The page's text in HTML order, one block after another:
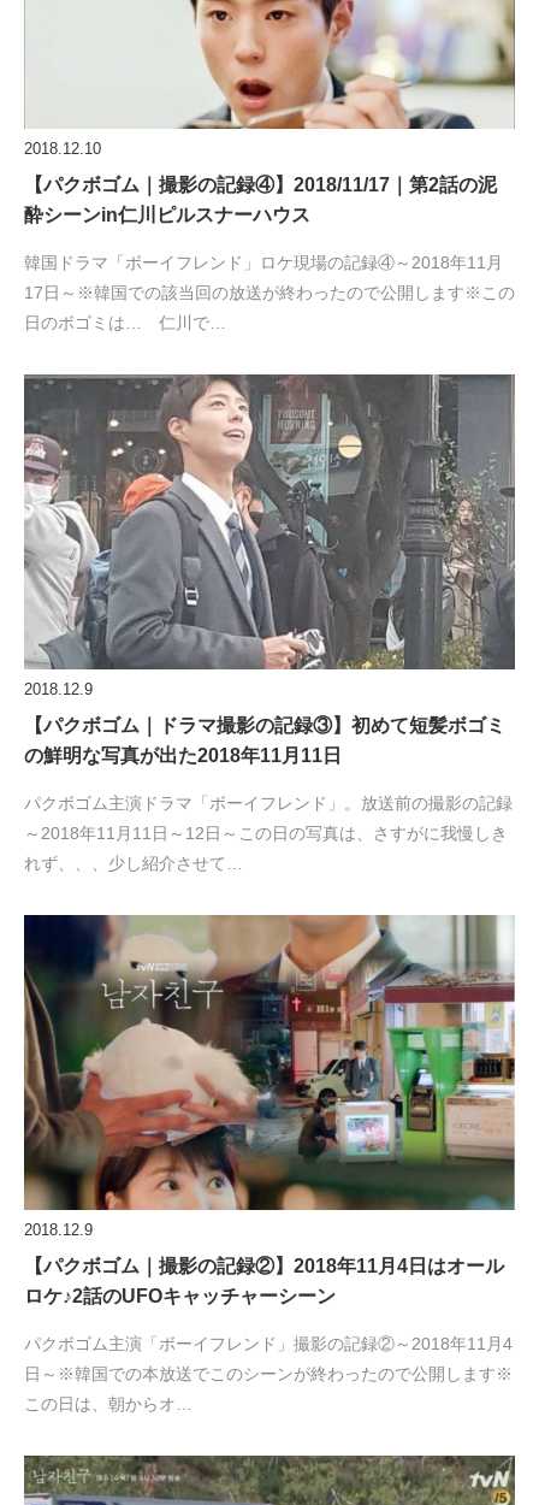
2018.12.10
【パクボゴム｜撮影の記録④】2018/11/17｜第2話の泥
酔シーンin仁川ピルスナーハウス
韓国ドラマ「ボーイフレンド」ロケ現場の記録④～2018年11月
17日～※韓国での該当回の放送が終わったので公開します※この
日のボゴミは… 仁川で…
2018.12.9
【パクボゴム｜ドラマ撮影の記録③】初めて短髪ボゴミ
の鮮明な写真が出た2018年11月11日
パクボゴム主演ドラマ「ボーイフレンド」。放送前の撮影の記録
～2018年11月11日～12日～この日の写真は、さすがに我慢しき
れず、、、少し紹介させて…
2018.12.9
【パクボゴム｜撮影の記録②】2018年11月4日はオール
ロケ♪2話のUFOキャッチャーシーン
パクボゴム主演「ボーイフレンド」撮影の記録②～2018年11月4
日～※韓国での本放送でこのシーンが終わったので公開します※
この日は、朝からオ…